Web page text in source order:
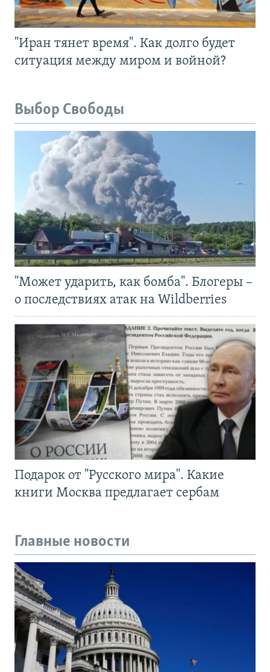
"Иран тянет время". Как долго будет
ситуация между миром и войной?
Выбор Свободы
"Может ударить, как бомба". Блогеры –
о последствиях атак на Wildberries
Подарок от "Русского мира". Какие
книги Москва предлагает сербам
Главные новости